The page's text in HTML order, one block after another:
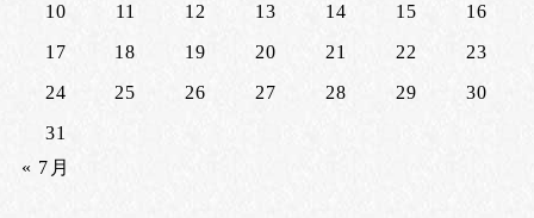
10
11 12 13 14 15
16
17
18 19 20 21 22
23
24
25 26 27 28 29
30
31
« 7月